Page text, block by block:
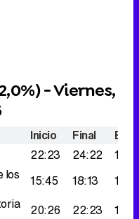
) - Viernes,
Inicio Final
22:23 24:22
los 15:45 18:13
20:26 22:23